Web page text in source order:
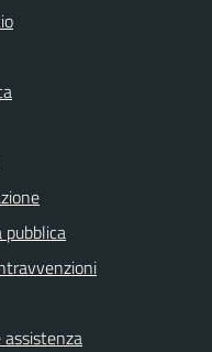
pubblica
assistenza